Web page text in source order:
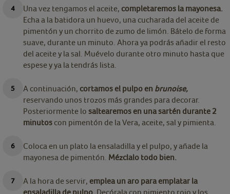
Una vez tengamos el aceite, completaremos la mayonesa.
Echa a la batidora un huevo, una cucharada del aceite de
pimentón y un chorrito de zumo de limón. Bátelo de forma
suave, durante un minuto. Ahora ya podrás añadir el resto
del aceite y la sal. Muévelo durante otro minuto hasta que
espese y ya la tendrás lista.
A continuación, cortamos el pulpo en brunoise,
reservando unos trozos más grandes para decorar.
Posteriormente lo saltearemos en una sartén durante 2
minutos con pimentón de la Vera, aceite, sal y pimienta.
Coloca en un plato la ensaladilla y el pulpo, y añade la
mayonesa de pimentón. Mézclalo todo bien.
A la hora de servir, emplea un aro para emplatar la
ensaladilla de pulpo. Decórala con pimiento rojo y los